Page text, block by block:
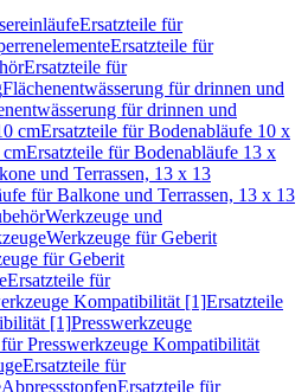
Ersatzteile für
Ersatzteile für
Ersatzteile für
Flächenentwässerung für drinnen und
für drinnen und
cmErsatzteile für Bodenabläufe 10 x
Ersatzteile für Bodenabläufe 13 x
und Terrassen, 13 x 13
für Balkone und Terrassen, 13 x 13
Werkzeuge und
Werkzeuge für Geberit
für Geberit
Ersatzteile für
Kompatibilität [1]Ersatzteile
[1]Presswerkzeuge
Presswerkzeuge Kompatibilität
Ersatzteile für
AbpressstopfenErsatzteile für